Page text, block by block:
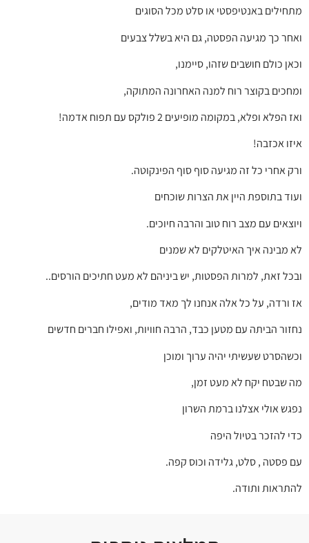
מתחילים באנטיפסטי או סלט מכל הסוגים
ואחר כך מגיעה הפסטה, גם היא בשלל צבעים
וכאן כולם חושבים שזהו, סיימנו,
ומחכים בקוצר רוח למנה האחרונה המתוקה,
ואז הפלא ופלא, במקומה מופיעים 2 פולקס עם תפוח אדמה!
איזו אכזבה!
ורק אחרי כל זה מגיעה סוף סוף הפינקוטה.
ועוד בתוספת היין את הצרות שוכחים
ויוצאים עם מצב רוח טוב והרבה חיוכים.
לא מבינה איך האיטלקים לא שמנים
ובכל זאת, למרות הפסטות, יש ביניהם לא מעט חתיכים הורסים..
אז ורדה, על כל אלה אנחנו לך מאד מודים,
נחזור הביתה עם מטען כבד, הרבה חוויות, ואפילו חברים חדשים
וכשהסרט שעשיתי יהיה ערוך ומוכן
מה שבטח יקח לא מעט זמן,
נפגש אולי אצלנו ברמת השרון
כדי להזכר בטיול היפה
עם פסטה , סלט, גלידה וכוס קפה.
להתראות ותודה.